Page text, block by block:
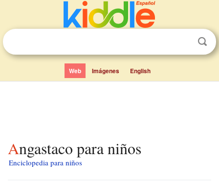
Web Imágenes English
Angastaco para niños
Enciclopedia para niños